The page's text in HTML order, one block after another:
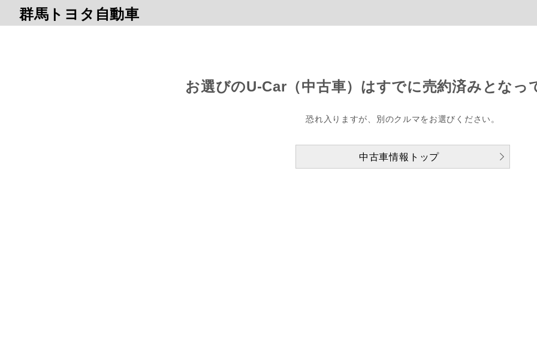
群馬トヨタ自動車
お選びのU-Car（中古車）はすでに売約済みとなっ
恐れ入りますが、別のクルマをお選びください。
中古車情報トップ